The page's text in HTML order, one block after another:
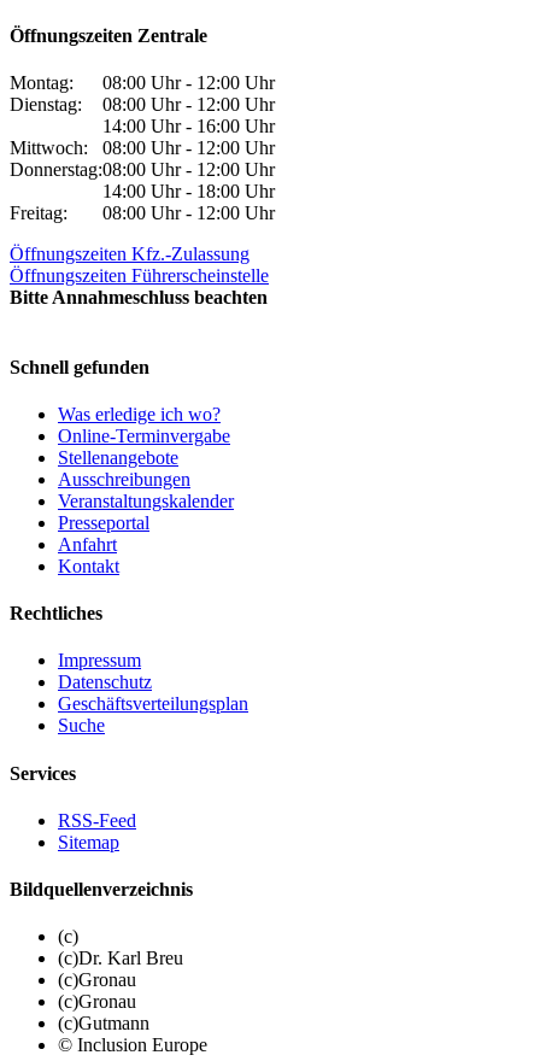
Öffnungszeiten Zentrale
Montag:
08:00 Uhr - 12:00 Uhr
Dienstag:
08:00 Uhr - 12:00 Uhr
14:00 Uhr - 16:00 Uhr
Mittwoch:
08:00 Uhr - 12:00 Uhr
Donnerstag:08:00 Uhr - 12:00 Uhr
14:00 Uhr - 18:00 Uhr
Freitag:
08:00 Uhr - 12:00 Uhr
Öffnungszeiten Kfz.-Zulassung
Öffnungszeiten Führerscheinstelle
Bitte Annahmeschluss beachten
Schnell gefunden
Was erledige ich wo?
Online-Terminvergabe
Stellenangebote
Ausschreibungen
Veranstaltungskalender
Presseportal
Anfahrt
Kontakt
Rechtliches
Impressum
Datenschutz
Geschäftsverteilungsplan
Suche
Services
RSS-Feed
Sitemap
Bildquellenverzeichnis
(c)
(c)Dr. Karl Breu
(c)Gronau
(c)Gronau
(c)Gutmann
© Inclusion Europe